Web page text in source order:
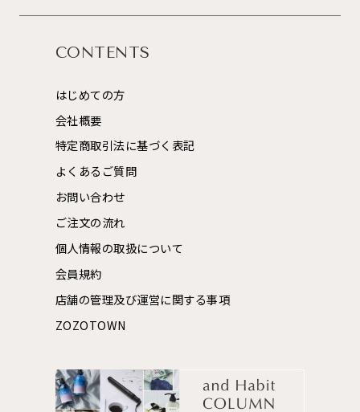
CONTENTS
はじめての方
会社概要
特定商取引法に基づく表記
よくあるご質問
お問い合わせ
ご注文の流れ
個人情報の取扱について
会員規約
店舗の管理及び運営に関する事項
ZOZOTOWN